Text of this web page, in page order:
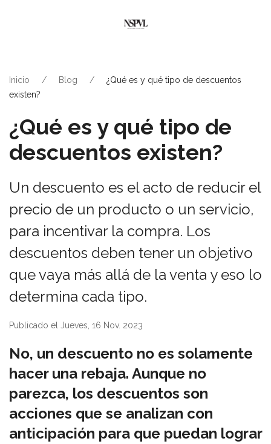
Inicio Blog
¿Qué es y qué tipo de descuentos
existen?
¿Qué es y qué tipo de
descuentos existen?
Un descuento es el acto de reducir el
precio de un producto o un servicio,
para incentivar la compra. Los
descuentos deben tener un objetivo
que vaya más allá de la venta y eso lo
determina cada tipo.
Publicado el Jueves, 16 Nov. 2023
No, un descuento no es solamente
hacer una rebaja. Aunque no
parezca, los descuentos son
acciones que se analizan con
anticipación para que puedan lograr